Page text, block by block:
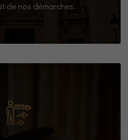
de nos démarches.